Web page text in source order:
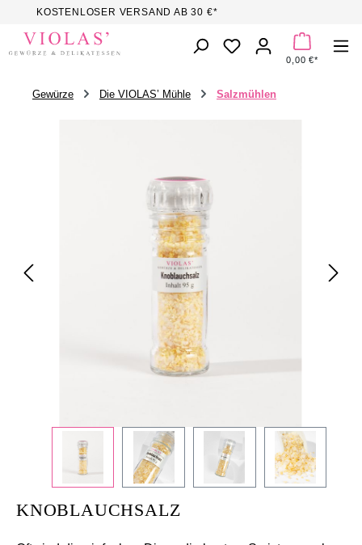
Zum Hauptinhalt springen
KOSTENLOSER VERSAND AB 30 €*
DU HAST 0
0,00 €*
Gewürze Die VIOLAS’ Mühle Salzmühlen
KNOBLAUCHSALZ